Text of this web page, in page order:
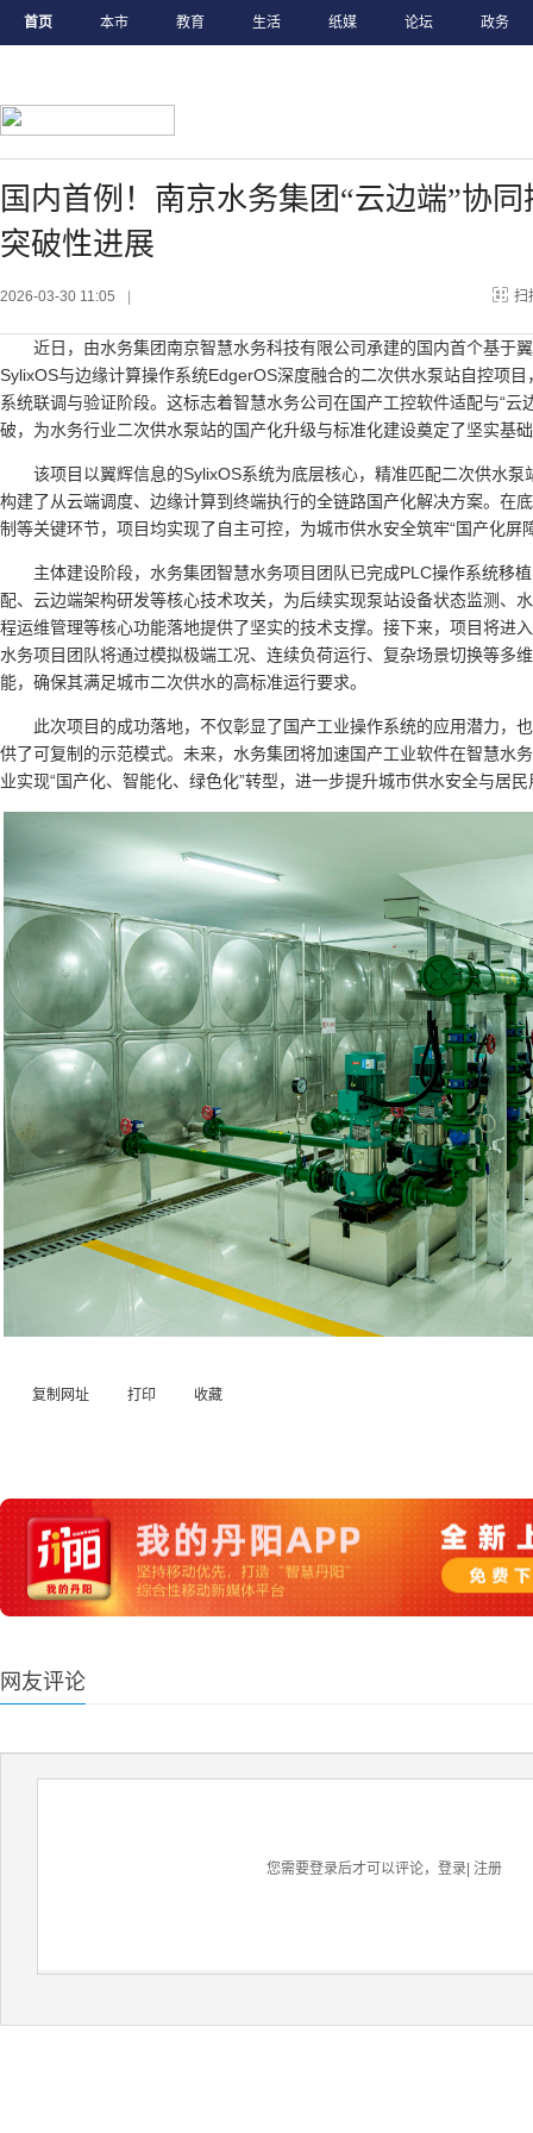
首页 本市 教育 生活 纸媒 论坛 政务
国内首例！南京水务集团“云边端”协
突破性进展
2026-03-30 11:05 扫
近日，由水务集团南京智慧水务科技有限公司承建的国内首个基于
SylixOS与边缘计算操作系统EdgerOS深度融合的二次供水泵站自控项
系统联调与验证阶段。这标志着智慧水务公司在国产工控软件适配与“云
破，为水务行业二次供水泵站的国产化升级与标准化建设奠定了坚实基
该项目以翼辉信息的SylixOS系统为底层核心，精准匹配二次供水
构建了从云端调度、边缘计算到终端执行的全链路国产化解决方案。在
制等关键环节，项目均实现了自主可控，为城市供水安全筑牢“国产化屏
主体建设阶段，水务集团智慧水务项目团队已完成PLC操作系统移
配、云边端架构研发等核心技术攻关，为后续实现泵站设备状态监测、
程运维管理等核心功能落地提供了坚实的技术支撑。接下来，项目将进
水务项目团队将通过模拟极端工况、连续负荷运行、复杂场景切换等多
能，确保其满足城市二次供水的高标准运行要求。
此次项目的成功落地，不仅彰显了国产工业操作系统的应用潜力，
供了可复制的示范模式。未来，水务集团将加速国产工业软件在智慧水
业实现“国产化、智能化、绿色化”转型，进一步提升城市供水安全与居
复制网址 打印 收藏
网友评论
您需要登录后才可以评论， 登录 注册